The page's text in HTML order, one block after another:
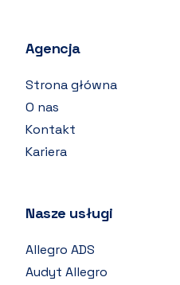
Agencja
Strona główna
O nas
Kontakt
Kariera
Nasze usługi
Allegro ADS
Audyt Allegro